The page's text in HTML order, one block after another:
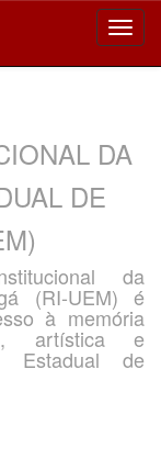
DA
DE
da
(RI-UEM) é
à memória
artística e
Estadual de